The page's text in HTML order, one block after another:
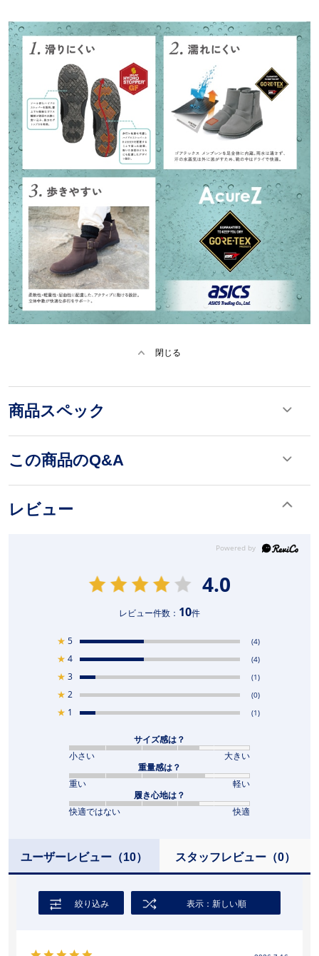
閉じる
商品スペック
この商品のQ&A
レビュー
4.0
レビュー件数： 10件
★ 5 (4)
★ 4 (4)
★ 3 (1)
★ 2 (0)
★ 1 (1)
サイズ感は？
小さい
大きい
重量感は？
重い
軽い
履き心地は？
快適ではない
快適
ユーザーレビュー（10） スタッフレビュー（0）
絞り込み 表示：新しい順